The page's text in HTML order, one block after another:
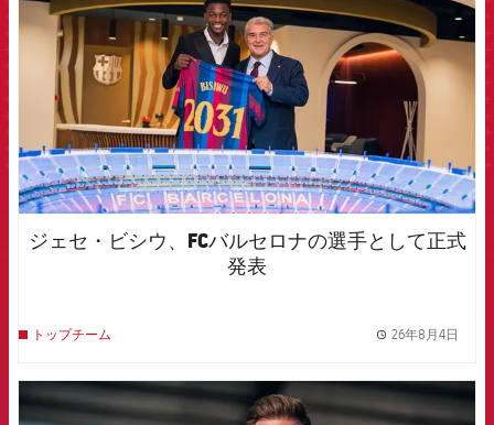
ジェセ・ビシウ、FCバルセロナの選手として正式
発表
トップチーム 26年8月4日
FCB Barcelona badge